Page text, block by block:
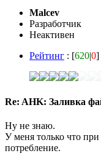
Malcev
Разработчик
Неактивен
Рейтинг : [620|0]
Re: AHK: Заливка
Ну не знаю.
У меня только что
потребление.